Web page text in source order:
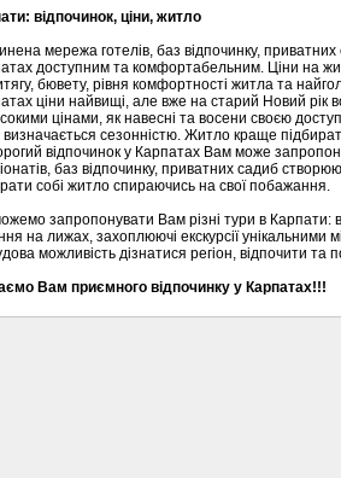
відпочинок, ціни, житло
мережа готелів, баз відпочинку,
доступним та комфортабельним. Ціни на
бювету, рівня комфортності житла та
ціни найвищі, але вже на старий Новий рік
цінами, як навесні та восени своєю
сезонністю. Житло краще
відпочинок у Карпатах Вам може
баз відпочинку, приватних садиб
собі житло спираючись на свої побажання.
запропонувати Вам різні тури в Карпати:
на лижах, захоплюючі екскурсії
можливість дізнатися регіон, відпочити та
Вам приємного відпочинку у Карпатах!!!